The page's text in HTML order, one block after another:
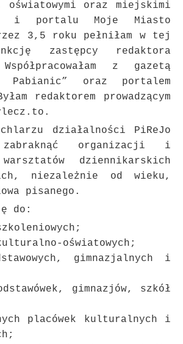
oraz miejskimi
i portalu Moje Miasto
3,5 roku pełniłam w tej
zastępcy redaktora
z gazetą
Pabianic” oraz portalem
redaktorem prowadzącym
działalności PiReJo
organizacji i
warsztatów dziennikarskich
niezależnie od wieku,
pisanego.
do:
oświatowych;
gimnazjalnych i
gimnazjów, szkół
placówek kulturalnych i